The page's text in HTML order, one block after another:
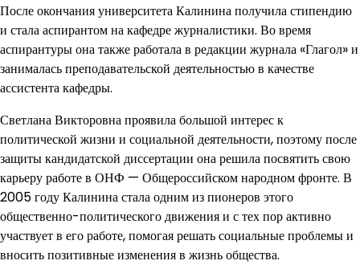
После окончания университета Калинина получила стипендию
и стала аспирантом на кафедре журналистики. Во время
аспирантуры она также работала в редакции журнала «Глагол» и
занималась преподавательской деятельностью в качестве
ассистента кафедры.
Светлана Викторовна проявила большой интерес к
политической жизни и социальной деятельности, поэтому после
защиты кандидатской диссертации она решила посвятить свою
карьеру работе в ОНФ — Общероссийском народном фронте. В
2005 году Калинина стала одним из пионеров этого
общественно-политического движения и с тех пор активно
участвует в его работе, помогая решать социальные проблемы и
вносить позитивные изменения в жизнь общества.